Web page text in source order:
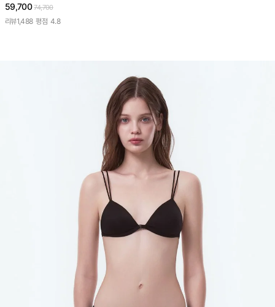
59,700 74,700
리뷰1,488 평점 4.8